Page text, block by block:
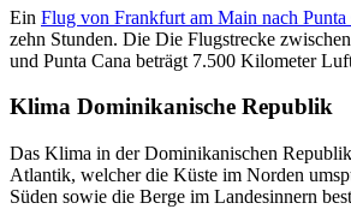
Ein Flug von Frankfurt am Main nach Punta
zehn Stunden. Die Die Flugstrecke
und Punta Cana beträgt 7.500 Kilometer
Klima Dominikanische Republik
Das Klima in der Dominikanischen
Atlantik, welcher die Küste im Norden
Süden sowie die Berge im Landesinnern